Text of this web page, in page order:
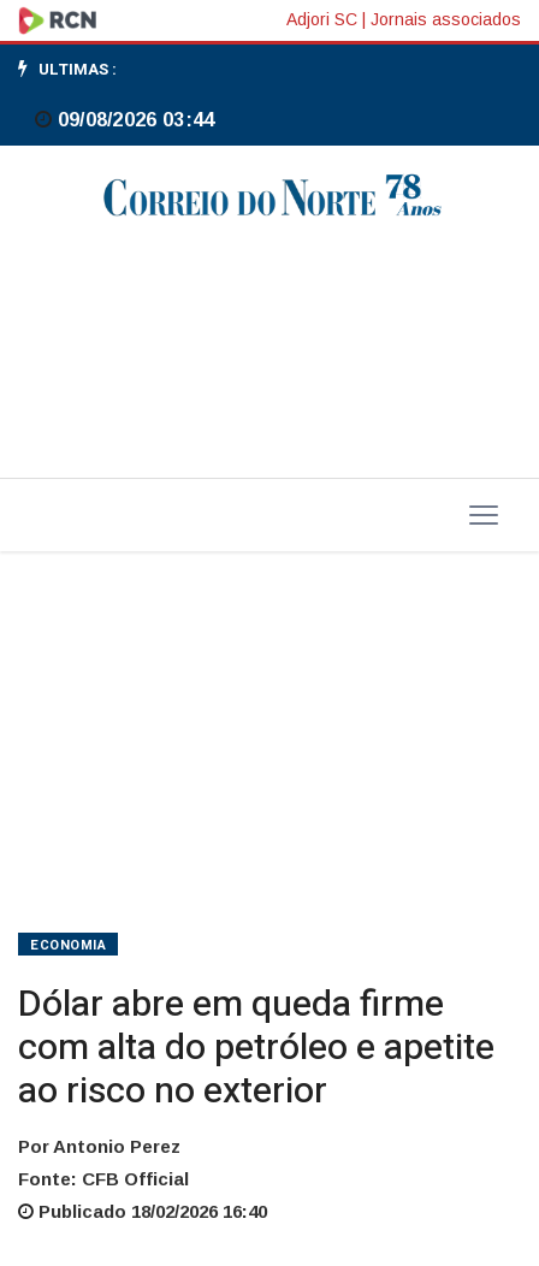
Dólar
abre
em
queda
e
Adjori SC Jornais associados
ULTIMAS :
09/08/2026 03:44
ECONOMIA
Dólar abre em queda firme
com alta do petróleo e apetite
ao risco no exterior
Por Antonio Perez
Fonte: CFB Official
Publicado 18/02/2026 16:40